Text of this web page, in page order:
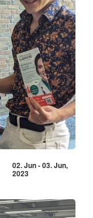
02. Jun - 03. Jun,
2023